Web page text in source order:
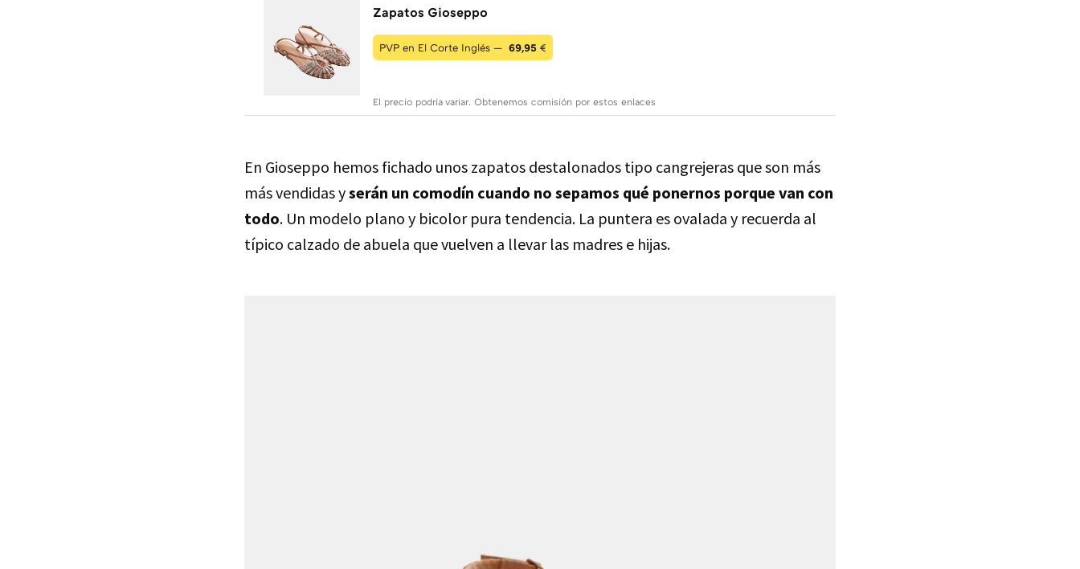
Zapatos Gioseppo
PVP en El Corte Inglés — 69,95 €
El precio podría variar. Obtenemos comisión por estos enlaces
En Gioseppo hemos fichado unos zapatos destalonados tipo cangrejeras que son más
más vendidas yserán un comodín cuando no sepamos qué ponernos porque van con
todo. Un modelo plano y bicolor pura tendencia. La puntera es ovalada y recuerda al
típico calzado de abuela que vuelven a llevar las madres e hijas.